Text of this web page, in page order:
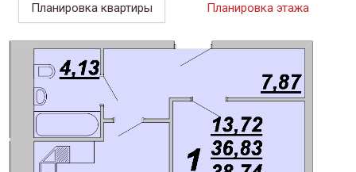
Планировка квартиры Планировка этажа